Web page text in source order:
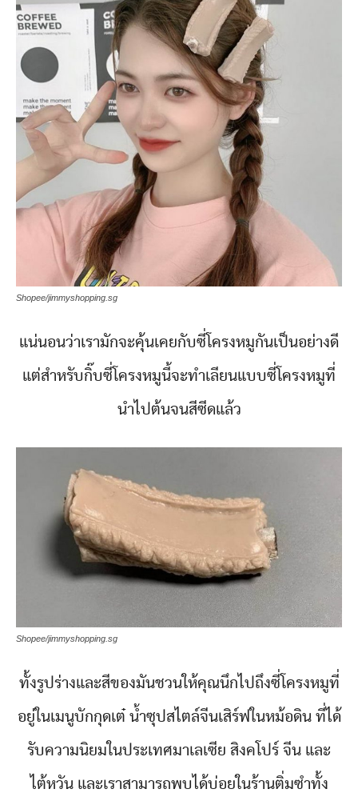
Shopee/jimmyshopping.sg
แน่นอนว่าเรามักจะคุ้นเคยกับซี่โครงหมูกันเป็นอย่างดี
แต่สำหรับกิ๊บซี่โครงหมูนี้จะทำเลียนแบบซี่โครงหมูที่
นำไปต้นจนสีซีดแล้ว
Shopee/jimmyshopping.sg
ทั้งรูปร่างและสีของมันชวนให้คุณนึกไปถึงซี่โครงหมูที่
อยู่ในเมนูบักกุดเต๋ น้ำซุปสไตล์จีนเสิร์ฟในหม้อดิน ที่ได้
รับความนิยมในประเทศมาเลเซีย สิงคโปร์ จีน และ
ไต้หวัน และเราสามารถพบได้บ่อยในร้านติ่มซำทั้ง